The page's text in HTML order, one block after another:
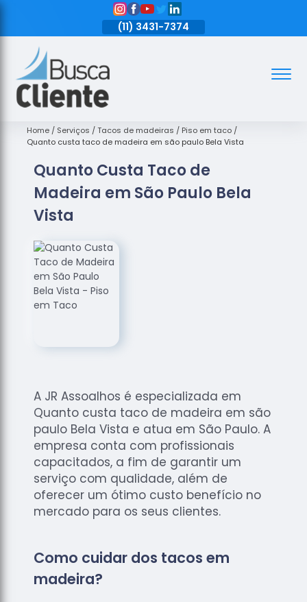
(11) 3431-7374
Assoalhos
de Madeira
Madeira
Empresas
de
Assoalhos
Loja de
Assoalhos
Raspagem
de
Raspagem
de Tacos
de
Madeiras
Raspagens
de Pisos
Tacos de
Madeiras
Home Serviços Tacos de madeiras
Piso em taco
Quanto custa taco de madeira em são paulo Bela Vista
Quanto Custa Taco de
Madeira em São Paulo Bela
Vista
A JR Assoalhos é especializada em
Quanto custa taco de madeira em são
paulo Bela Vista e atua em São Paulo. A
empresa conta com profissionais
capacitados, a fim de garantir um
serviço com qualidade, além de
oferecer um ótimo custo benefício no
mercado para os seus clientes.
Como cuidar dos tacos em
madeira?